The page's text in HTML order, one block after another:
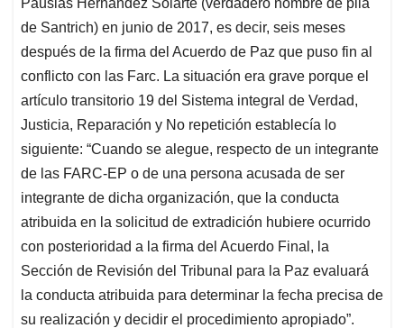
de Santrich) en junio de 2017, es decir, seis meses
después de la firma del Acuerdo de Paz que puso fin al
conflicto con las Farc. La situación era grave porque el
artículo transitorio 19 del Sistema integral de Verdad,
Justicia, Reparación y No repetición establecía lo
siguiente: “Cuando se alegue, respecto de un integrante
de las FARC-EP o de una persona acusada de ser
integrante de dicha organización, que la conducta
atribuida en la solicitud de extradición hubiere ocurrido
con posterioridad a la firma del Acuerdo Final, la
Sección de Revisión del Tribunal para la Paz evaluará
la conducta atribuida para determinar la fecha precisa de
su realización y decidir el procedimiento apropiado”.